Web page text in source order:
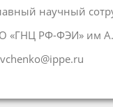
научный
«ГНЦ РФ-ФЭИ» им